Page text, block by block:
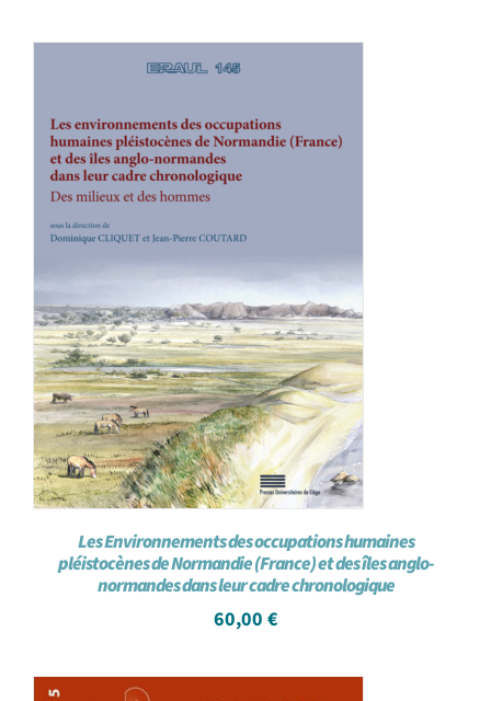
Les Environnements des occupations humaines
pléistocènes de Normandie (France) et des îles anglo-
normandes dans leur cadre chronologique
60,00 €